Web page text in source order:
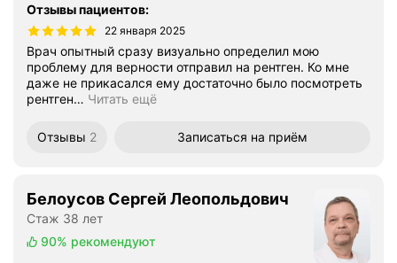
Отзывы пациентов:
22 января 2025
Врач опытный сразу визуально определил мою
проблему для верности отправил на рентген. Ко мне
даже не прикасался ему достаточно было посмотреть
рентген… Читать ещё
Отзывы 2 Записаться на приём
Белоусов Сергей Леопольдович
Стаж 38 лет
90% рекомендуют